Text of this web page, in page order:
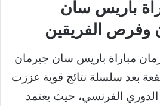
باريس سان
وفرص الفريقين
مباراة باريس سان جيرمان
بعد سلسلة نتائج قوية عززت
الفرنسي، حيث يعتمد